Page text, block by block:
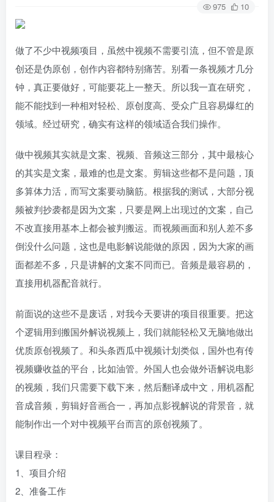
975 10
做了不少中视频项目，虽然中视频不需要引流，但不管是原
创还是伪原创，创作内容都特别痛苦。别看一条视频才几分
钟，真正要做好，可能要花上一整天。所以我一直在研究，
能不能找到一种相对轻松、原创度高、受众广且容易爆红的
领域。经过研究，确实有这样的领域适合我们操作。
做中视频其实就是文案、视频、音频这三部分，其中最核心
的其实是文案，最难的也是文案。剪辑这些都不是问题，顶
多算体力活，而写文案要动脑筋。根据我的测试，大部分视
频被判抄袭都是因为文案，只要是网上出现过的文案，自己
不改直接用基本上都会被判搬运。而视频画面和别人差不多
倒没什么问题，这也是电影解说能做的原因，因为大家的画
面都差不多，只是讲解的文案不同而已。音频是最容易的，
直接用机器配音就行。
前面说的这些不是废话，对我今天要讲的项目很重要。把这
个逻辑用到搬国外解说视频上，我们就能轻松又无脑地做出
优质原创视频了。和头条西瓜中视频计划类似，国外也有传
视频赚收益的平台，比如油管。外国人也会做外语解说电影
的视频，我们只需要下载下来，然后翻译成中文，用机器配
音成音频，剪辑好音画合一，再加点影视解说的背景音，就
能制作出一个对中视频平台而言的原创视频了。
课目程录：
1、项目介绍
2、准备工作